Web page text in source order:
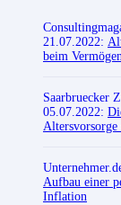
21.07.2022:
beim
Saarbruecker
05.07.2022:
Altersvorsorge
Aufbau einer
Inflation